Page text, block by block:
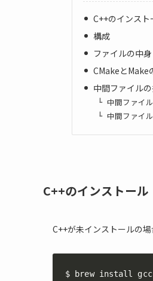
C++のインスト
構成
ファイルの中身
CMakeとMake
中間ファイル
中間ファイ
中間ファイ
C++のインストール
C++が未インストールの
$ brew install gcc